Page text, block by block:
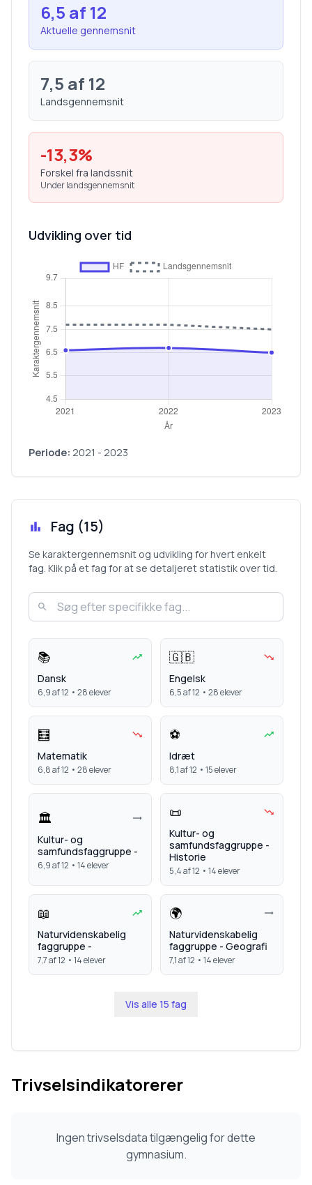
6,5 af 12
Aktuelle gennemsnit
7,5 af 12
Landsgennemsnit
-13,3%
Forskel fra landssnit
Under landsgennemsnit
Udvikling over tid
Periode: 2021 - 2023
Fag (15)
Se karaktergennemsnit og udvikling for hvert enkelt
fag. Klik på et fag for at se detaljeret statistik over tid.
📚
Dansk
6,9af 12 • 28elever
🇬🇧
Engelsk
6,5af 12 • 28elever
🧮
Matematik
6,8af 12 • 28elever
⚽
Idræt
8,1af 12 • 15elever
🏛️
Kultur- og
samfundsfaggruppe -
6,9af 12 • 14elever
📜
Kultur- og
samfundsfaggruppe -
Historie
5,4af 12 • 14elever
📖
Naturvidenskabelig
faggruppe -
7,7af 12 • 14elever
🌍
Naturvidenskabelig
faggruppe - Geografi
7,1af 12 • 14elever
Vis alle 15 fag
Trivselsindikatorerer
Ingen trivselsdata tilgængelig for dette
gymnasium.